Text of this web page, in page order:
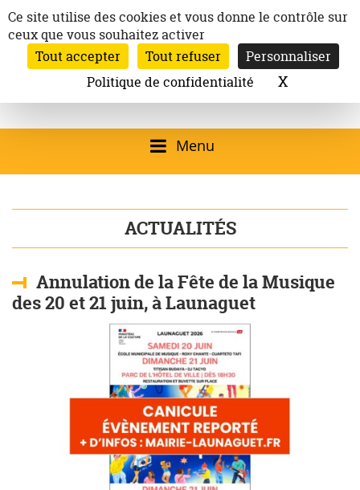
au
contenu
Ville de
Launaguet
Site officiel de la
Mairie de
Launaguet (31140)
qui présente la ville,
le patrimoine, les
services, la
culturelle, la vie
associative,…
Inscription à la newsletter
Email:
Rechercher
Menu
ACTUALITÉS
Annulation de la Fête de la Musique
des 20 et 21 juin, à Launaguet
Panneau de gestion des cookies
Ce site utilise des cookies et vous donne le contrôle sur
ceux que vous souhaitez activer
Tout accepter
Tout refuser
Personnaliser
Politique de confidentialité
XMasquer